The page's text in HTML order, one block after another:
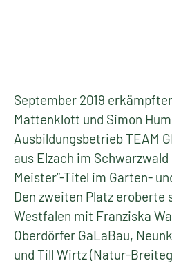
September 2019
Mattenklott und Simon
Ausbildungsbetrieb TEAM
aus Elzach im Schwarzwald
Meister“-Titel im Garten-
Den zweiten Platz eroberte
Westfalen mit Franziska
Oberdörfer GaLaBau,
und Till Wirtz (Natur-